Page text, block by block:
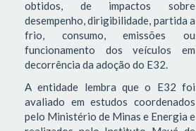
obtidos, de impactos sobre
desempenho, dirigibilidade, partida a
frio, consumo, emissões ou
funcionamento dos veículos em
decorrência da adoção do E32.
A entidade lembra que o E32 foi
avaliado em estudos coordenados
pelo Ministério de Minas e Energia e